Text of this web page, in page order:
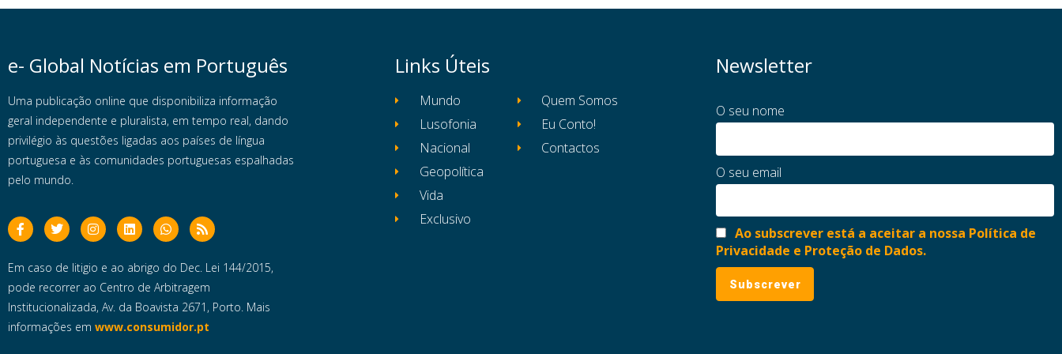
e- Global Notícias em Português
Uma publicação online que disponibiliza informação
geral independente e pluralista, em tempo real, dando
privilégio às questões ligadas aos países de língua
portuguesa e às comunidades portuguesas espalhadas
pelo mundo.
Em caso de litigio e ao abrigo do Dec. Lei 144/2015,
pode recorrer ao Centro de Arbitragem
Institucionalizada, Av. da Boavista 2671, Porto. Mais
informações em www.consumidor.pt
Links Úteis
Mundo
Lusofonia
Nacional
Geopolítica
Vida
Exclusivo
Quem Somos
Eu Conto!
Contactos
Newsletter
O seu nome
O seu email
Ao subscrever está a aceitar a nossa Política de
Privacidade e Proteção de Dados.